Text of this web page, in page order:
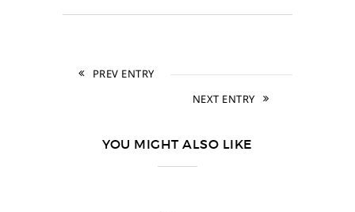
PREV ENTRY
NEXT ENTRY
YOU MIGHT ALSO LIKE